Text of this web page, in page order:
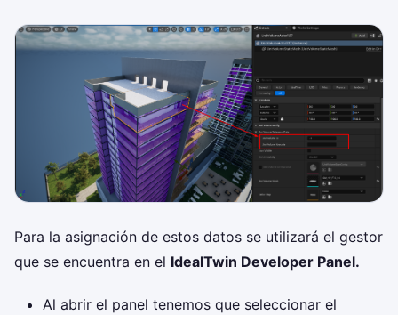
Para la asignación de estos datos se utilizará el gestor
que se encuentra en el IdealTwin Developer Panel.
Al abrir el panel tenemos que seleccionar el